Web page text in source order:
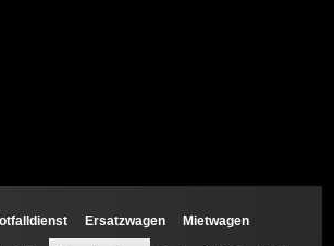
Ersatzwagen Mietwagen